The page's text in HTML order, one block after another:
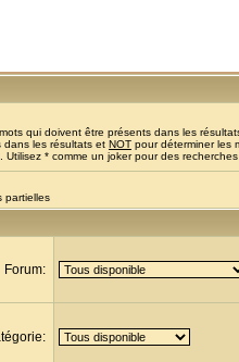
qui doivent être présents dans les
dans les résultats et NOT pour déterminer les
* comme un joker pour des
partielles
Forum: